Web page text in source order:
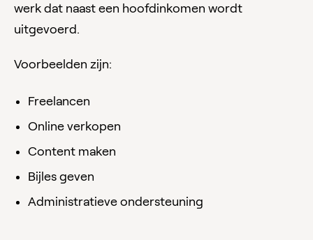
werk dat naast een hoofdinkomen wordt
uitgevoerd.
Voorbeelden zijn:
Freelancen
Online verkopen
Content maken
Bijles geven
Administratieve ondersteuning